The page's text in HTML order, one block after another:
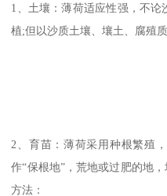
1、土壤：薄荷适应性强，不
植;但以沙质土壤、壤土、腐殖
2、育苗：薄荷采用种根繁殖
作“保根地”，荒地或过肥的地
方法：